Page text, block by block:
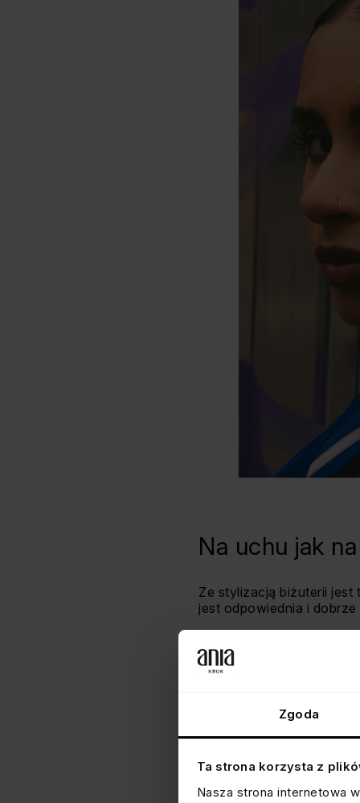
Zgoda
Ta strona korzysta z
Nasza strona internetowa
Na uchu jak
Ze stylizacją biżuterii jest
jest odpowiednia i
każdy kolczyk – zarówno
biżuteryjną całość,
malarstwa i piercingu.